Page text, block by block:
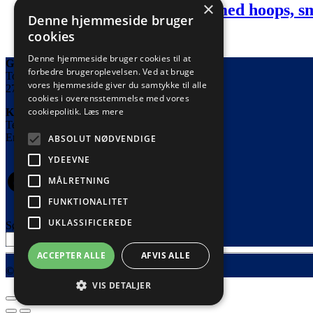
flere
varianter.
vælges
varesiden
Juleøreringe – juletræer med hoops,
kr.175,00
Great Fun Arts
Tornestykket 8
2720 Vanløse
Kontakt
Telefon: 53639738
Email: info@greatfunarts.com
Facebook
Instagram
Søg
© Great Fun Arts, All rights reserved
×
Denne hjemmeside bruger
cookies
Denne hjemmeside bruger cookies til at
forbedre brugeroplevelsen. Ved at bruge
vores hjemmeside giver du samtykke til alle
cookies i overensstemmelse med vores
cookiepolitik. Læs mere
ABSOLUT NØDVENDIGE
YDEEVNE
MÅLRETNING
FUNKTIONALITET
UKLASSIFICEREDE
ACCEPTER ALLE AFVIS ALLE
VIS DETALJER